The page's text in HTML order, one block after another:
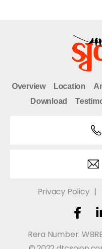
Overview Location
Download
Privacy Policy
Rera Number: